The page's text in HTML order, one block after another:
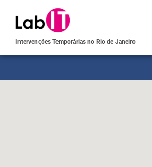
Intervenções Temporárias no Rio de Janeiro